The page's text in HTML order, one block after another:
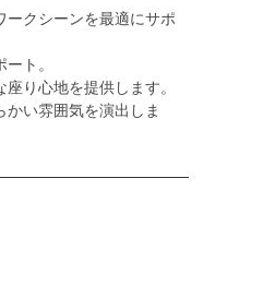
ークシーンを最適にサポ
ト。
り心地を提供します。
い雰囲気を演出しま